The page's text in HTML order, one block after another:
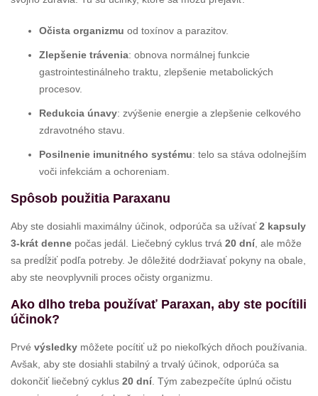
Očista organizmu od toxínov a parazitov.
Zlepšenie trávenia: obnova normálnej funkcie
gastrointestinálneho traktu, zlepšenie metabolických
procesov.
Redukcia únavy: zvýšenie energie a zlepšenie celkového
zdravotného stavu.
Posilnenie imunitného systému: telo sa stáva odolnejším
voči infekciám a ochoreniam.
Spôsob použitia Paraxanu
Aby ste dosiahli maximálny účinok, odporúča sa užívať2 kapsuly
3-krát denne počas jedál. Liečebný cyklus trvá 20 dní , ale môže
sa predĺžiť podľa potreby. Je dôležité dodržiavať pokyny na obale,
aby ste neovplyvnili proces očisty organizmu.
Ako dlho treba používať Paraxan, aby ste pocítili
účinok?
Prvé výsledky môžete pocítiť už po niekoľkých dňoch používania.
Avšak, aby ste dosiahli stabilný a trvalý účinok, odporúča sa
dokončiť liečebný cyklus 20 dní . Tým zabezpečíte úplnú očistu